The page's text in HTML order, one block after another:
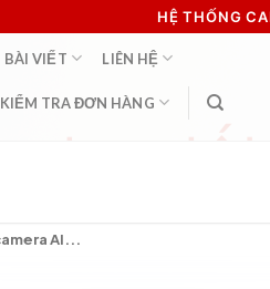
HỆ THỐNG
BÀI VIẾT LIÊN HỆ
KIỂM TRA ĐƠN HÀNG